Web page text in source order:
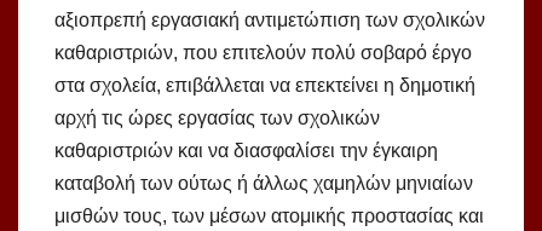
αξιοπρεπή εργασιακή αντιμετώπιση των σχολικών
καθαριστριών, που επιτελούν πολύ σοβαρό έργο
στα σχολεία, επιβάλλεται να επεκτείνει η δημοτική
αρχή τις ώρες εργασίας των σχολικών
καθαριστριών και να διασφαλίσει την έγκαιρη
καταβολή των ούτως ή άλλως χαμηλών μηνιαίων
μισθών τους, των μέσων ατομικής προστασίας και